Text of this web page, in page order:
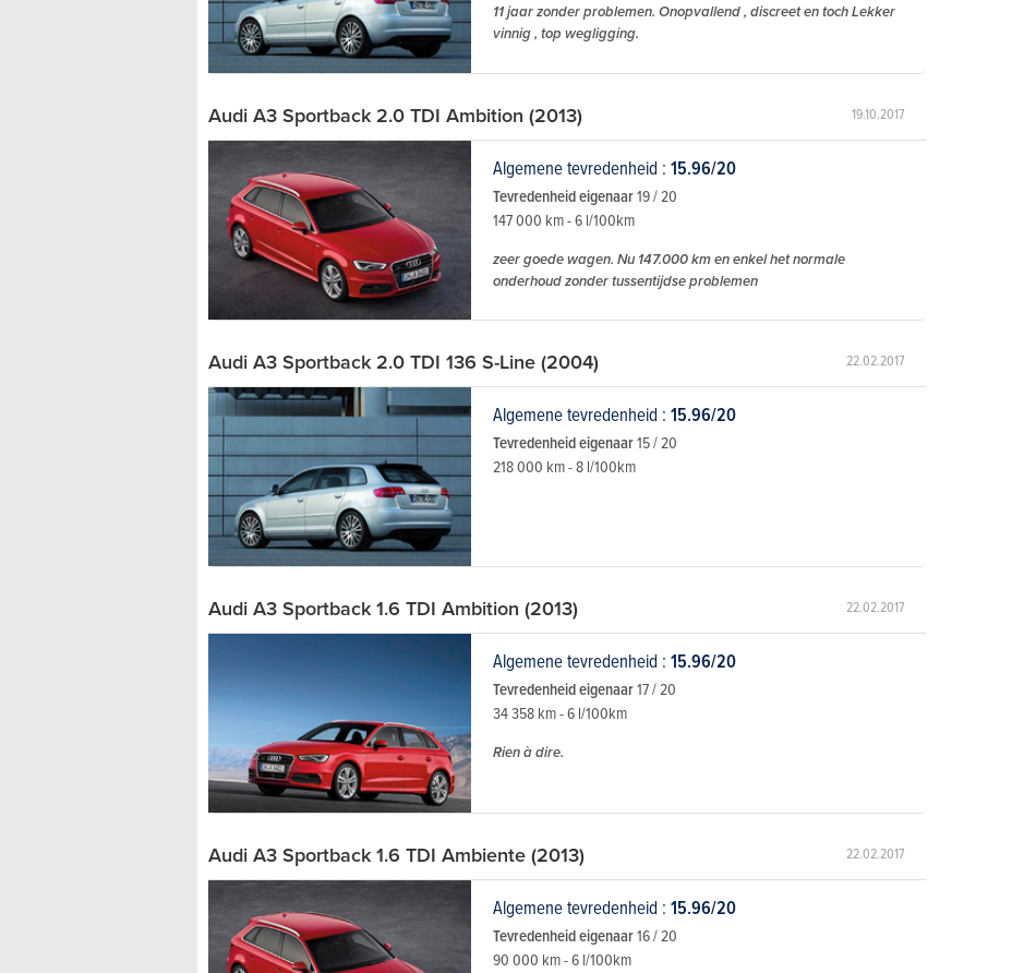
11 jaar zonder problemen. Onopvallend , discreet en toch Lekker
vinnig , top wegligging.
19.10.2017
Audi A3 Sportback 2.0 TDI Ambition (2013)
Algemene tevredenheid : 15.96/20
Tevredenheid eigenaar19 / 20
147 000 km - 6 l/100km
zeer goede wagen. Nu 147.000 km en enkel het normale
onderhoud zonder tussentijdse problemen
22.02.2017
Audi A3 Sportback 2.0 TDI 136 S-Line (2004)
Algemene tevredenheid : 15.96/20
Tevredenheid eigenaar15 / 20
218 000 km - 8 l/100km
22.02.2017
Audi A3 Sportback 1.6 TDI Ambition (2013)
Algemene tevredenheid : 15.96/20
Tevredenheid eigenaar17 / 20
34 358 km - 6 l/100km
Rien à dire.
22.02.2017
Audi A3 Sportback 1.6 TDI Ambiente (2013)
Algemene tevredenheid : 15.96/20
Tevredenheid eigenaar16 / 20
90 000 km - 6 l/100km